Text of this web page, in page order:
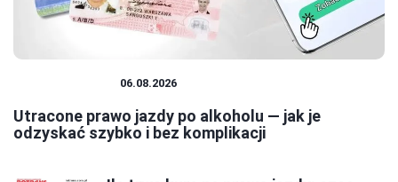
06.08.2026
Utracone prawo jazdy po alkoholu — jak je
odzyskać szybko i bez komplikacji